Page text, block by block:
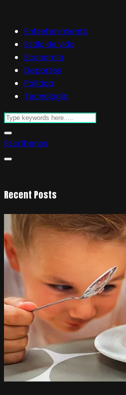
Entretenimiento
Estilo de vida
Economía
Deportes
Política
Tecnología
Escríbenos
Recent Posts